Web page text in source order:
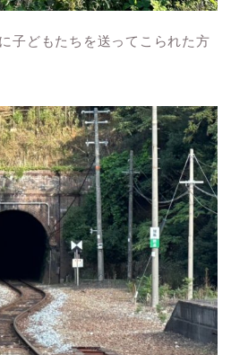
子どもたちを送ってこられた方